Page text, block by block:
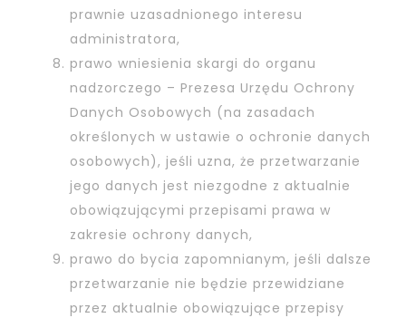
prawnie uzasadnionego interesu
administratora,
prawo wniesienia skargi do organu
nadzorczego – Prezesa Urzędu Ochrony
Danych Osobowych (na zasadach
określonych w ustawie o ochronie danych
osobowych), jeśli uzna, że przetwarzanie
jego danych jest niezgodne z aktualnie
obowiązującymi przepisami prawa w
zakresie ochrony danych,
prawo do bycia zapomnianym, jeśli dalsze
przetwarzanie nie będzie przewidziane
przez aktualnie obowiązujące przepisy